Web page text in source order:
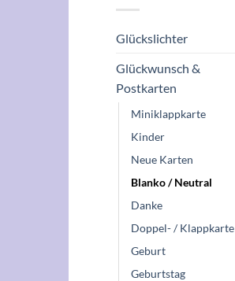
Glückslichter
Glückwunsch &
Postkarten
Miniklappkarte
Kinder
Neue Karten
Blanko / Neutral
Danke
Doppel- / Klappkarte
Geburt
Geburtstag